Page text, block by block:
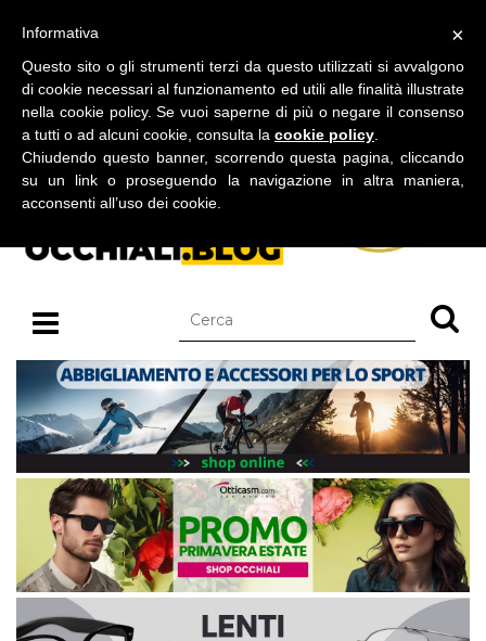
BLOG SU OCCHIALI DA SOLE E OCCHIALI DA VISTA
×
Informativa
Questo sito o gli strumenti terzi da questo utilizzati si avvalgono
di cookie necessari al funzionamento ed utili alle finalità illustrate
nella cookie policy. Se vuoi saperne di più o negare il consenso
a tutti o ad alcuni cookie, consulta la cookie policy
Chiudendo questo banner, scorrendo questa pagina, cliccando
su un link o proseguendo la navigazione in altra maniera,
acconsenti all’uso dei cookie.